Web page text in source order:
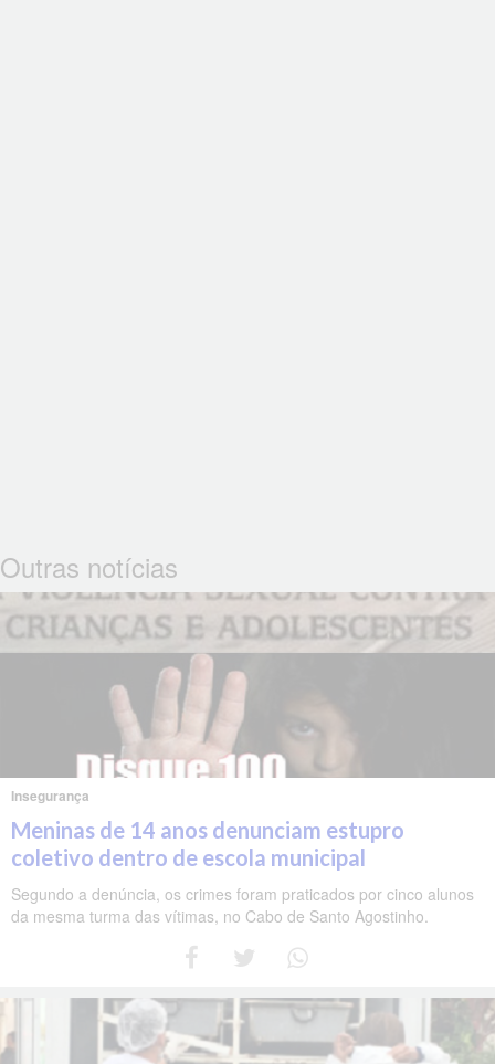
Outras notícias
Insegurança
Meninas de 14 anos denunciam estupro
coletivo dentro de escola municipal
Segundo a denúncia, os crimes foram praticados por cinco alunos
da mesma turma das vítimas, no Cabo de Santo Agostinho.